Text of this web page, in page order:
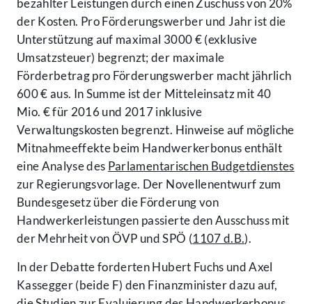
bezahlter Leistungen durch einen Zuschuss von 20%
der Kosten. Pro Förderungswerber und Jahr ist die
Unterstützung auf maximal 3000 € (exklusive
Umsatzsteuer) begrenzt; der maximale
Förderbetrag pro Förderungswerber macht jährlich
600 € aus. In Summe ist der Mitteleinsatz mit 40
Mio. € für 2016 und 2017 inklusive
Verwaltungskosten begrenzt. Hinweise auf mögliche
Mitnahmeeffekte beim Handwerkerbonus enthält
eine Analyse des Parlamentarischen Budgetdienstes
zur Regierungsvorlage. Der Novellenentwurf zum
Bundesgesetz über die Förderung von
Handwerkerleistungen passierte den Ausschuss mit
der Mehrheit von ÖVP und SPÖ (1107 d.B.).
In der Debatte forderten Hubert Fuchs und Axel
Kassegger (beide F) den Finanzminister dazu auf,